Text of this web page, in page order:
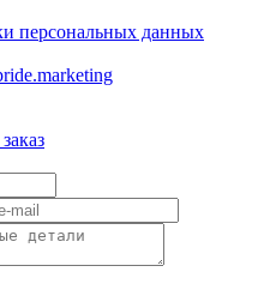
персональных данных